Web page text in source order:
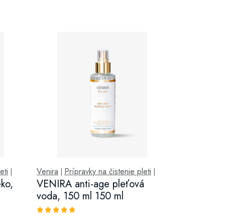
Venira Prípravky na čistenie pleti
VENIRA anti-age pleťová
voda, 150 ml 150 ml